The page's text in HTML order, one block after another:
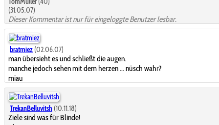
(31.05.07)
Dieser Kommentar ist nur für eingeloggte Benutzer lesbar.
bratmiez (02.06.07)
man übersieht es und schließt die augen.
manche jedoch sehen mit dem herzen ... nüsch wahr?
miau
TrekanBelluvitsh (10.11.18)
Ziele sind was für Blinde!